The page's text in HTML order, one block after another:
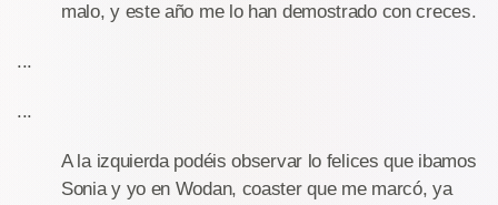
malo, y este año me lo han demostrado con creces.
...
...
A la izquierda podéis observar lo felices que ibamos
Sonia y yo en Wodan, coaster que me marcó, ya